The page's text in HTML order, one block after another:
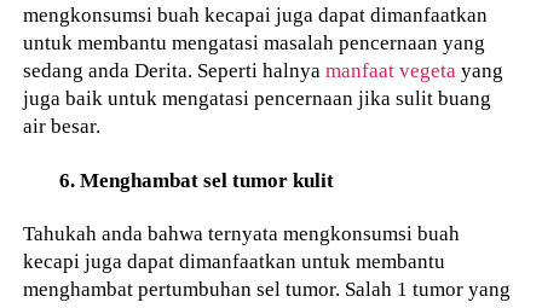
mengkonsumsi buah kecapai juga dapat dimanfaatkan
untuk membantu mengatasi masalah pencernaan yang
sedang anda Derita. Seperti halnyamanfaat vegeta yang
juga baik untuk mengatasi pencernaan jika sulit buang
air besar.
6. Menghambat sel tumor kulit
Tahukah anda bahwa ternyata mengkonsumsi buah
kecapi juga dapat dimanfaatkan untuk membantu
menghambat pertumbuhan sel tumor. Salah 1 tumor yang